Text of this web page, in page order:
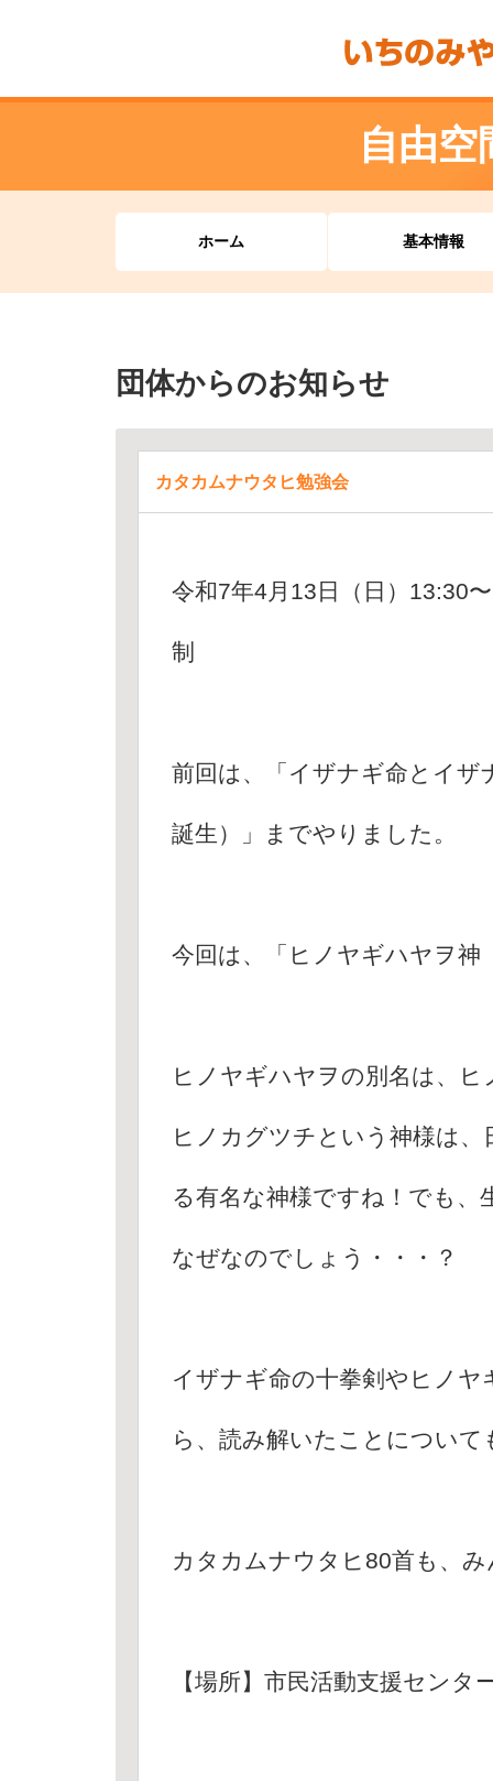
自由
ホーム 基本情報
団体からのお知らせ
カタカムナウタヒ勉強会
令和7年4月13日（日）
制
前回は、「イザナギ命とイ
誕生）」までやりました。
今回は、「ヒノヤギハヤヲ
ヒノヤギハヤヲの別名は、
ヒノカグツチという神様は
る有名な神様ですね！でも
なぜなのでしょう・・・？
イザナギ命の十拳剣やヒノ
ら、読み解いたことについ
カタカムナウタヒ80首も、
【場所】市民活動支援セン